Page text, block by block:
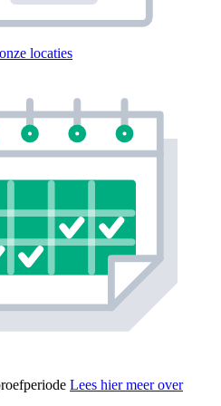
locaties
Lees hier meer over